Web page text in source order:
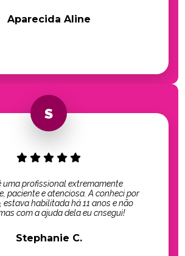
Aparecida Aline
uma profissional extremamente
paciente e atenciosa. A conheci por
estava habilitada há 11 anos e não
com a ajuda dela eu cnsegui!
Stephanie C.